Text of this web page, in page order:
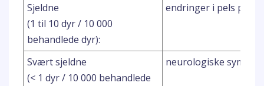
Sjeldne
(1 til 10 dyr / 10 000
behandlede dyr):
endringer i pels på
Svært sjeldne
(< 1 dyr / 10 000 behandlede
neurologiske